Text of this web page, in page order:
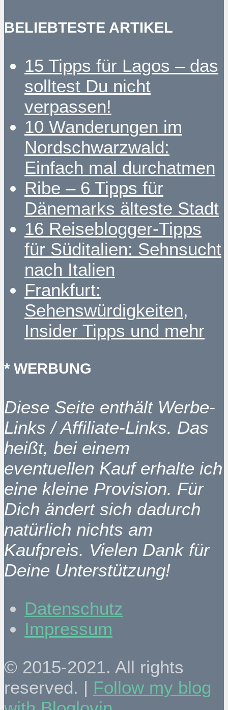
BELIEBTESTE ARTIKEL
15 Tipps für Lagos – das
solltest Du nicht
verpassen!
10 Wanderungen im
Nordschwarzwald:
Einfach mal durchatmen
Ribe – 6 Tipps für
Dänemarks älteste Stadt
16 Reiseblogger-Tipps
für Süditalien: Sehnsucht
nach Italien
Frankfurt:
Sehenswürdigkeiten,
Insider Tipps und mehr
* WERBUNG
Diese Seite enthält Werbe-
Links / Affiliate-Links. Das
heißt, bei einem
eventuellen Kauf erhalte ich
eine kleine Provision. Für
Dich ändert sich dadurch
natürlich nichts am
Kaufpreis. Vielen Dank für
Deine Unterstützung!
Datenschutz
Impressum
© 2015-2021. All rights
reserved. | Follow my blog